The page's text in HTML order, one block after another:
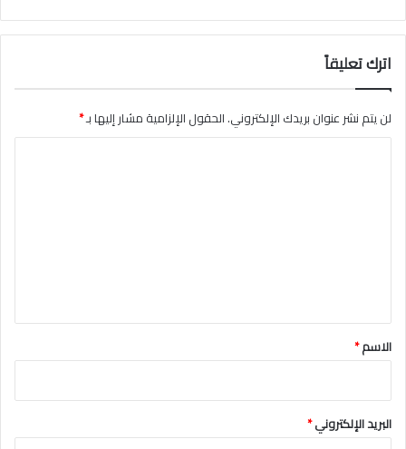
ج
ا
ن
اترك تعليقاً
لن يتم نشر عنوان بريدك الإلكتروني.الحقول الإلزامية مشار إليها بـ*
*
الاسم*
البريد الإلكتروني*